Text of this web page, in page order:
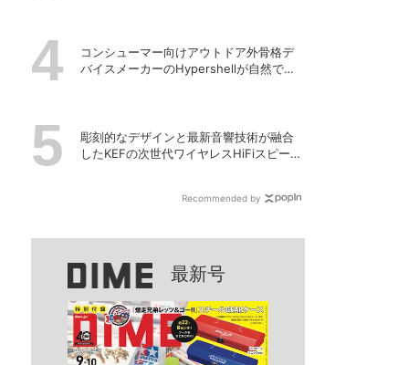
コンシューマー向けアウトドア外骨格デ
バイスメーカーのHypershellが自然でシ
彫刻的なデザインと最新音響技術が融合
したKEFの次世代ワイヤレスHiFiスピーカ
Recommended by
最新号